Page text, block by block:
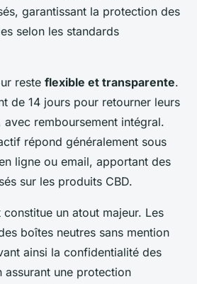
garantissant la protection des
selon les standards
reste flexible et transparente.
de 14 jours pour retourner leurs
remboursement intégral.
répond généralement sous
ligne ou email, apportant des
sur les produits CBD.
un atout majeur. Les
boîtes neutres sans mention
ainsi la confidentialité des
assurant une protection